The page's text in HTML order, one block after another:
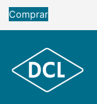
Comprar